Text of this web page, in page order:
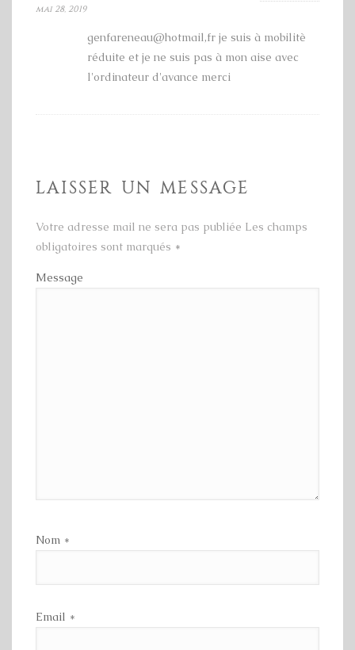
mai 28, 2019
genfareneau@hotmail,fr je suis à mobilitè
réduite et je ne suis pas à mon aise avec
l'ordinateur d'avance merci
LAISSER UN MESSAGE
Votre adresse mail ne sera pas publiée Les champs
obligatoires sont marqués *
Message
Nom *
Email *